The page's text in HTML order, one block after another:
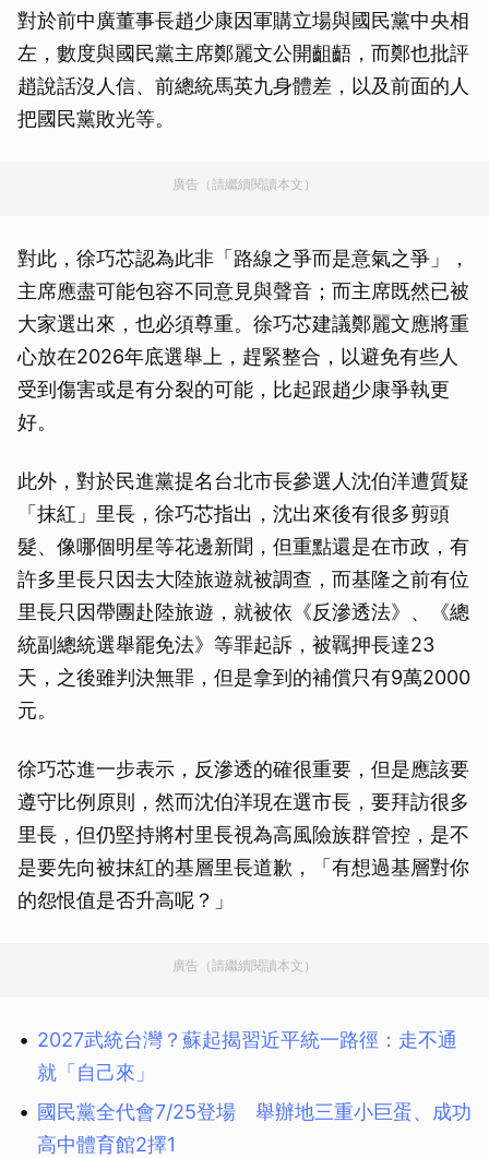
對於前中廣董事長趙少康因軍購立場與國民黨中央相
左，數度與國民黨主席鄭麗文公開齟齬，而鄭也批評
趙說話沒人信、前總統馬英九身體差，以及前面的人
把國民黨敗光等。
廣告（請繼續閱讀本文）
對此，徐巧芯認為此非「路線之爭而是意氣之爭」，
主席應盡可能包容不同意見與聲音；而主席既然已被
大家選出來，也必須尊重。徐巧芯建議鄭麗文應將重
心放在2026年底選舉上，趕緊整合，以避免有些人
受到傷害或是有分裂的可能，比起跟趙少康爭執更
好。
此外，對於民進黨提名台北市長參選人沈伯洋遭質疑
「抹紅」里長，徐巧芯指出，沈出來後有很多剪頭
髮、像哪個明星等花邊新聞，但重點還是在市政，有
許多里長只因去大陸旅遊就被調查，而基隆之前有位
里長只因帶團赴陸旅遊，就被依《反滲透法》、《總
統副總統選舉罷免法》等罪起訴，被羈押長達23
天，之後雖判決無罪，但是拿到的補償只有9萬2000
元。
徐巧芯進一步表示，反滲透的確很重要，但是應該要
遵守比例原則，然而沈伯洋現在選市長，要拜訪很多
里長，但仍堅持將村里長視為高風險族群管控，是不
是要先向被抹紅的基層里長道歉，「有想過基層對你
的怨恨值是否升高呢？」
廣告（請繼續閱讀本文）
2027武統台灣？蘇起揭習近平統一路徑：走不通
就「自己來」
國民黨全代會7/25登場 舉辦地三重小巨蛋、成功
高中體育館2擇1